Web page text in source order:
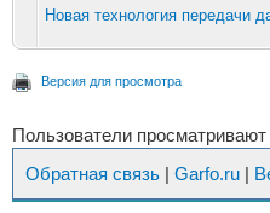
Новая технология передачи
Версия для просмотра
Пользователи просматривают
Обратная связь | Garfo.ru |